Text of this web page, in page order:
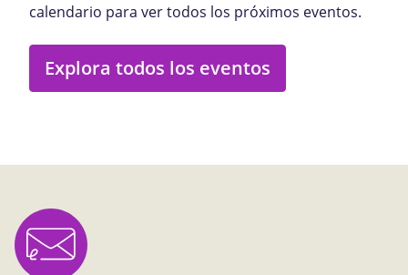
calendario para ver todos los próximos eventos.
Explora todos los eventos